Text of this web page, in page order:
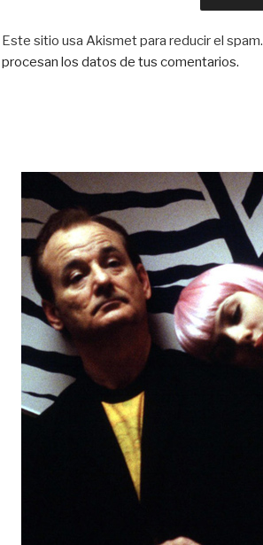
Este sitio usa Akismet para reducir el spam.
procesan los datos de tus comentarios.